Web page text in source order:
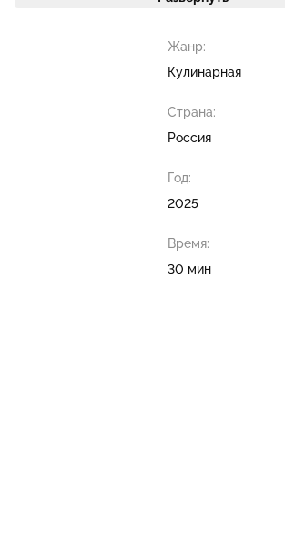
Жанр:
Кулинарная
Страна:
Россия
Год:
2025
Время:
30 мин